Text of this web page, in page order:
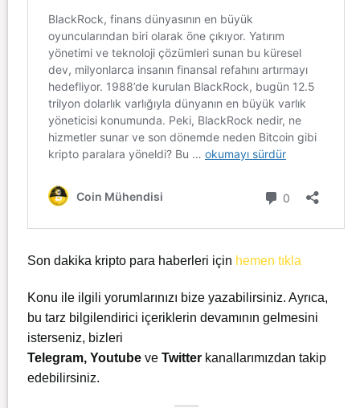
Son dakika kripto para haberleri için hemen tıkla
Konu ile ilgili yorumlarınızı bize yazabilirsiniz. Ayrıca,
bu tarz bilgilendirici içeriklerin devamının gelmesini
isterseniz, bizleri
Telegram, Youtube ve Twitter kanallarımızdan takip
edebilirsiniz.